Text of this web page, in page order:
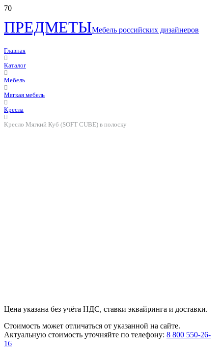
ПРЕДМЕТЫМебель российских дизайнеров
Главная
Каталог
Мебель
Мягкая мебель
Кресла
Кресло Мягкий Куб (SOFT CUBE) в полоску
Цена указана без учёта НДС, ставки эквайринга и доставки.
Стоимость может отличаться от указанной на сайте.
Актуальную стоимость уточняйте по телефону: 8 800 550-26-
16